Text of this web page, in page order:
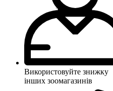
Використовуйте знижку
інших зоомагазинів